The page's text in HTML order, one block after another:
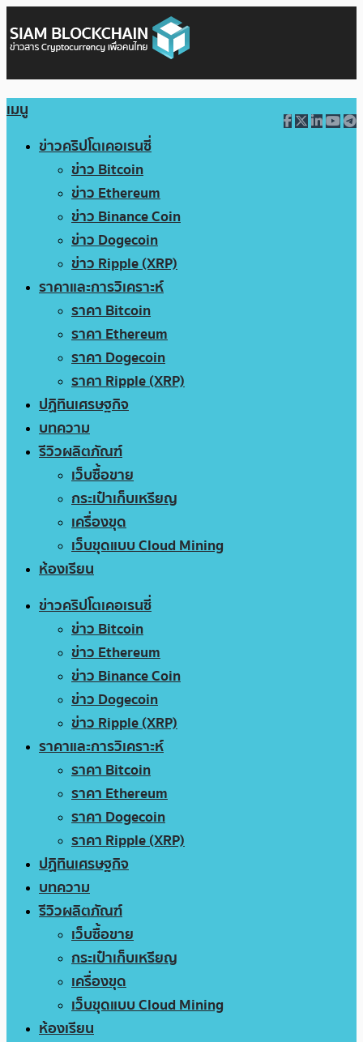
เมนู
ข่าวคริปโตเคอเรนซี่
ข่าว Bitcoin
ข่าว Ethereum
ข่าว Binance Coin
ข่าว Dogecoin
ข่าว Ripple (XRP)
ราคาและการวิเคราะห์
ราคา Bitcoin
ราคา Ethereum
ราคา Dogecoin
ราคา Ripple (XRP)
ปฏิทินเศรษฐกิจ
บทความ
รีวิวผลิตภัณฑ์
เว็บซื้อขาย
กระเป๋าเก็บเหรียญ
เครื่องขุด
เว็บขุดแบบ Cloud Mining
ห้องเรียน
ข่าวคริปโตเคอเรนซี่
ข่าว Bitcoin
ข่าว Ethereum
ข่าว Binance Coin
ข่าว Dogecoin
ข่าว Ripple (XRP)
ราคาและการวิเคราะห์
ราคา Bitcoin
ราคา Ethereum
ราคา Dogecoin
ราคา Ripple (XRP)
ปฏิทินเศรษฐกิจ
บทความ
รีวิวผลิตภัณฑ์
เว็บซื้อขาย
กระเป๋าเก็บเหรียญ
เครื่องขุด
เว็บขุดแบบ Cloud Mining
ห้องเรียน